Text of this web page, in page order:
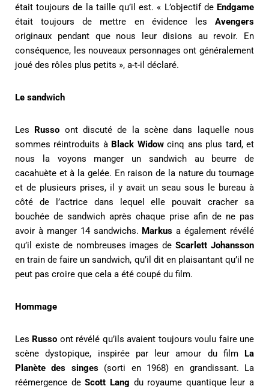
était toujours de la taille qu’il est. « L’objectif de Endgame
était toujours de mettre en évidence les Avengers
originaux pendant que nous leur disions au revoir. En
conséquence, les nouveaux personnages ont généralement
joué des rôles plus petits », a-t-il déclaré.
Le sandwich
Les Russo ont discuté de la scène dans laquelle nous
sommes réintroduits à Black Widowcinq ans plus tard, et
nous la voyons manger un sandwich au beurre de
cacahuète et à la gelée. En raison de la nature du tournage
et de plusieurs prises, il y avait un seau sous le bureau à
côté de l’actrice dans lequel elle pouvait cracher sa
bouchée de sandwich après chaque prise afin de ne pas
avoir à manger 14 sandwichs. Markus a également révélé
qu’il existe de nombreuses images deScarlett Johansson
en train de faire un sandwich, qu’il dit en plaisantant qu’il ne
peut pas croire que cela a été coupé du film.
Hommage
Les Russo ont révélé qu’ils avaient toujours voulu faire une
scène dystopique, inspirée par leur amour du film La
Planète des singes(sorti en 1968) en grandissant. La
réémergence deScott Lang du royaume quantique leur a